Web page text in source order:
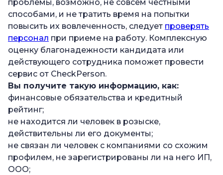
проблемы, возможно, не совсем честными
способами, и не тратить время на попытки
повысить их вовлеченность, следует проверять
персонал при приеме на работу. Комплексную
оценку благонадежности кандидата или
действующего сотрудника поможет провести
сервис от CheckPerson.
Вы получите такую информацию, как:
финансовые обязательства и кредитный
рейтинг;
не находится ли человек в розыске,
действительны ли его документы;
не связан ли человек с компаниями со схожим
профилем, не зарегистрированы ли на него ИП,
ООО;